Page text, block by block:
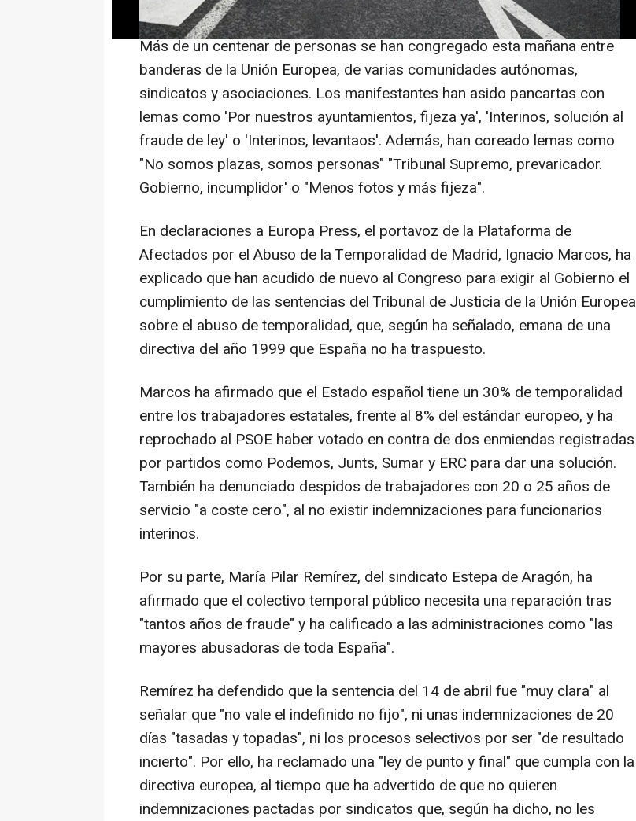
Más de un centenar de personas se han congregado esta mañana entre
banderas de la Unión Europea, de varias comunidades autónomas,
sindicatos y asociaciones. Los manifestantes han asido pancartas con
lemas como 'Por nuestros ayuntamientos, fijeza ya', 'Interinos, solución al
fraude de ley' o 'Interinos, levantaos'. Además, han coreado lemas como
"No somos plazas, somos personas" "Tribunal Supremo, prevaricador.
Gobierno, incumplidor' o "Menos fotos y más fijeza".
En declaraciones a Europa Press, el portavoz de la Plataforma de
Afectados por el Abuso de la Temporalidad de Madrid, Ignacio Marcos, ha
explicado que han acudido de nuevo al Congreso para exigir al Gobierno el
cumplimiento de las sentencias del Tribunal de Justicia de la Unión Europea
sobre el abuso de temporalidad, que, según ha señalado, emana de una
directiva del año 1999 que España no ha traspuesto.
Marcos ha afirmado que el Estado español tiene un 30% de temporalidad
entre los trabajadores estatales, frente al 8% del estándar europeo, y ha
reprochado al PSOE haber votado en contra de dos enmiendas registradas
por partidos como Podemos, Junts, Sumar y ERC para dar una solución.
También ha denunciado despidos de trabajadores con 20 o 25 años de
servicio "a coste cero", al no existir indemnizaciones para funcionarios
interinos.
Por su parte, María Pilar Remírez, del sindicato Estepa de Aragón, ha
afirmado que el colectivo temporal público necesita una reparación tras
"tantos años de fraude" y ha calificado a las administraciones como "las
mayores abusadoras de toda España".
Remírez ha defendido que la sentencia del 14 de abril fue "muy clara" al
señalar que "no vale el indefinido no fijo", ni unas indemnizaciones de 20
días "tasadas y topadas", ni los procesos selectivos por ser "de resultado
incierto". Por ello, ha reclamado una "ley de punto y final" que cumpla con la
directiva europea, al tiempo que ha advertido de que no quieren
indemnizaciones pactadas por sindicatos que, según ha dicho, no les